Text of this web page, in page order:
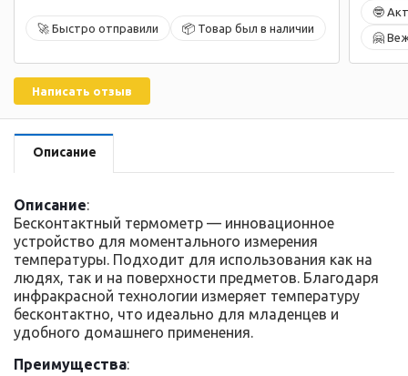
🚀 Быстро отправили 📦 Товар был в наличии
🤓
🤗
Написать отзыв
Описание
Описание:
Бесконтактный термометр — инновационное
устройство для моментального измерения
температуры. Подходит для использования как на
людях, так и на поверхности предметов. Благодаря
инфракрасной технологии измеряет температуру
бесконтактно, что идеально для младенцев и
удобного домашнего применения.
Преимущества: